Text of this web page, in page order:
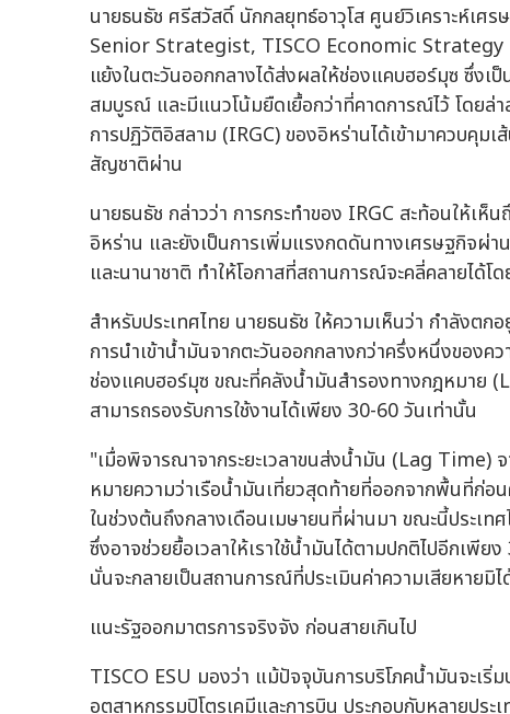
นายธนธัช ศรีสวัสดิ์ นักกลยุทธ์อาวุโส ศูนย์วิเคราะห์เ
Senior Strategist, TISCO Economic Strategy
แย้งในตะวันออกกลางได้ส่งผลให้ช่องแคบฮอร์มุซ ซึ่ง
สมบูรณ์ และมีแนวโน้มยืดเยื้อกว่าที่คาดการณ์ไว้ โดย
การปฏิวัติอิสลาม (IRGC) ของอิหร่านได้เข้ามาควบคุม
สัญชาติผ่าน
นายธนธัช กล่าวว่า การกระทำของ IRGC สะท้อนให้เ
อิหร่าน และยังเป็นการเพิ่มแรงกดดันทางเศรษฐกิจผ่
และนานาชาติ ทำให้โอกาสที่สถานการณ์จะคลี่คลายได้โ
สำหรับประเทศไทย นายธนธัช ให้ความเห็นว่า กำลังต
การนำเข้าน้ำมันจากตะวันออกกลางกว่าครึ่งหนึ่งของ
ช่องแคบฮอร์มุซ ขณะที่คลังน้ำมันสำรองทางกฎหมาย
สามารถรองรับการใช้งานได้เพียง 30-60 วันเท่านั้น
"เมื่อพิจารณาจากระยะเวลาขนส่งน้ำมัน (Lag Time)
หมายความว่าเรือน้ำมันเที่ยวสุดท้ายที่ออกจากพื้นที่ก่
ในช่วงต้นถึงกลางเดือนเมษายนที่ผ่านมา ขณะนี้ประเท
ซึ่งอาจช่วยยื้อเวลาให้เราใช้น้ำมันได้ตามปกติไปอีกเ
นั่นจะกลายเป็นสถานการณ์ที่ประเมินค่าความเสียหายมิ
แนะรัฐออกมาตรการจริงจัง ก่อนสายเกินไป
TISCO ESU มองว่า แม้ปัจจุบันการบริโภคน้ำมันจะเ
อุตสาหกรรมปิโตรเคมีและการบิน ประกอบกับหลายประ